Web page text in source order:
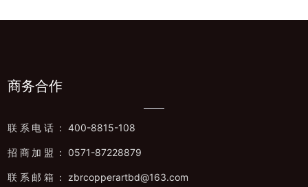
商务合作
联系电话： 400-8815-108
招商加盟： 0571-87228879
联系邮箱： zbrcopperartbd@163.com